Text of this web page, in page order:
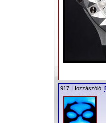
917. Hozzászóló: